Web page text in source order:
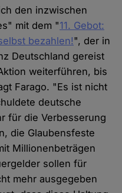
den inzwischen
mit dem "11. Gebot:
bezahlen!", der in
Deutschland gereist
weiterführen, bis
Farago. "Es ist nicht
deutsche
für die Verbesserung
die Glaubensfeste
Millionenbeträgen
sollen für
mehr ausgegeben